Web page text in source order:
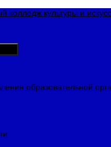
образовательной